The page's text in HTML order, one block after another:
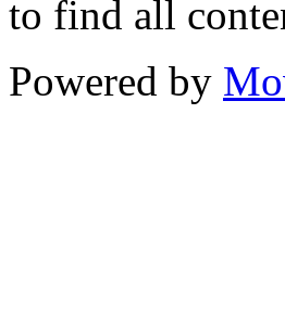
to find all
Powered by